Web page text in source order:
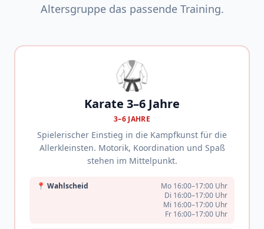
Altersgruppe das passende Training.
🥋
Karate 3–6 Jahre
3–6 JAHRE
Spielerischer Einstieg in die Kampfkunst für die
Allerkleinsten. Motorik, Koordination und Spaß
stehen im Mittelpunkt.
📍 Wahlscheid
Mo 16:00–17:00 Uhr
Di 16:00–17:00 Uhr
Mi 16:00–17:00 Uhr
Fr 16:00–17:00 Uhr